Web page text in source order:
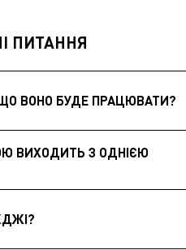
ПИТАННЯ
ВОНО БУДЕ ПРАЦЮВАТИ?
ВИХОДИТЬ З ОДНІЄЮ